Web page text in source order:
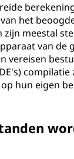
het
meestal
van de
vereisen
hun eigen